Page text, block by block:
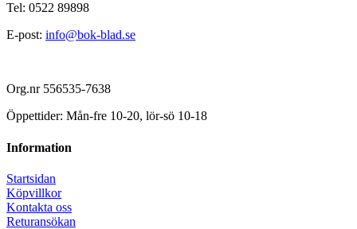
Tel: 0522 89898
E-post: info@bok-blad.se
Org.nr 556535-7638
Öppettider: Mån-fre 10-20, lör-sö 10-18
Information
Startsidan
Köpvillkor
Kontakta oss
Returansökan